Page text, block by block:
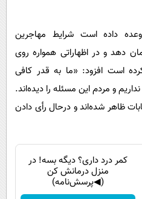
داده است شرایط مهاجرین
دهد و در اظهاراتی همواره روی
است افزود: «ما به قدر کافی
و مردم این مسئله را دیده‌اند.
ظاهر شده‌اند و درحال رأی دادن
کمر درد داری؟ دیگه بسه! در
منزل درمانش کن
(◀پرسش‌نامه)